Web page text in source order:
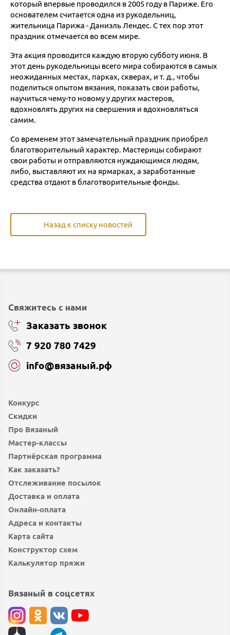
который впервые проводился в 2005 году в Париже. Его
основателем считается одна из рукодельниц,
жительница Парижа - Даниэль Лендес. С тех пор этот
праздник отмечается во всем мире.
Эта акция проводится каждую вторую субботу июня. В
этот день рукодельницы всего мира собираются в самых
неожиданных местах, парках, скверах, и т. д., чтобы
поделиться опытом вязания, показать свои работы,
научиться чему-то новому у других мастеров,
вдохновлять других на свершения и вдохновляться
самим.
Со временем этот замечательный праздник приобрел
благотворительный характер. Мастерицы собирают
свои работы и отправляются нуждающимся людям,
либо, выставляют их на ярмарках, а заработанные
средства отдают в благотворительные фонды.
Назад к списку новостей
Конкурс
Скидки
Про Вязаный
Мастер-классы
Партнёрская программа
Как заказать?
Отслеживание посылок
Доставка и оплата
Онлайн-оплата
Адреса и контакты
Карта сайта
Конструктор схем
Калькулятор пряжи
Свяжитесь с нами
Заказать звонок
7 920 780 7429
info@вязаный.рф
Вязаный в соцсетях